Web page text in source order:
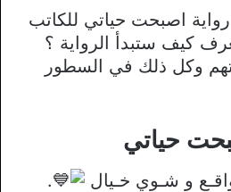
اصبحت حياتي للكاتب
كيف ستبدأ الرواية ؟
وكل ذلك في السطور
حياتي
و شـوي خـيال .